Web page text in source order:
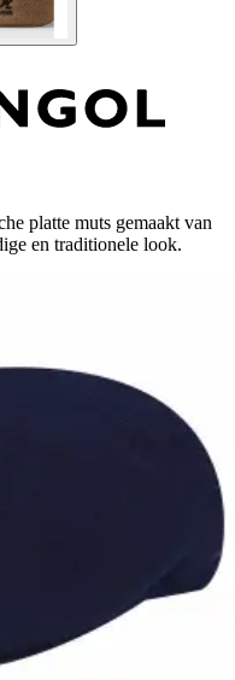
platte muts gemaakt van
en traditionele look.